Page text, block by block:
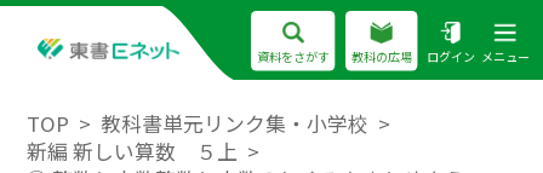
資料をさがす 教科の広場 ログイン メニュー
TOP
教科書単元リンク集・小学校
新編 新しい算数 ５上